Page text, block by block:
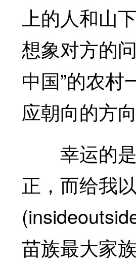
上的人和山
想象对方的
中国”的农
应朝向的方向
幸运的是
正，而给我
苗族最大家